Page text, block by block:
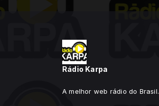
Rádio Karpa
A melhor web rádio do Brasil.